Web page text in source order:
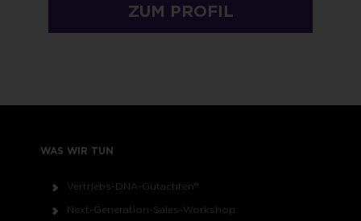
ZUM PROFIL
WAS WIR TUN
Vertriebs-DNA-Gutachten®
Next-Generation-Sales-Workshop